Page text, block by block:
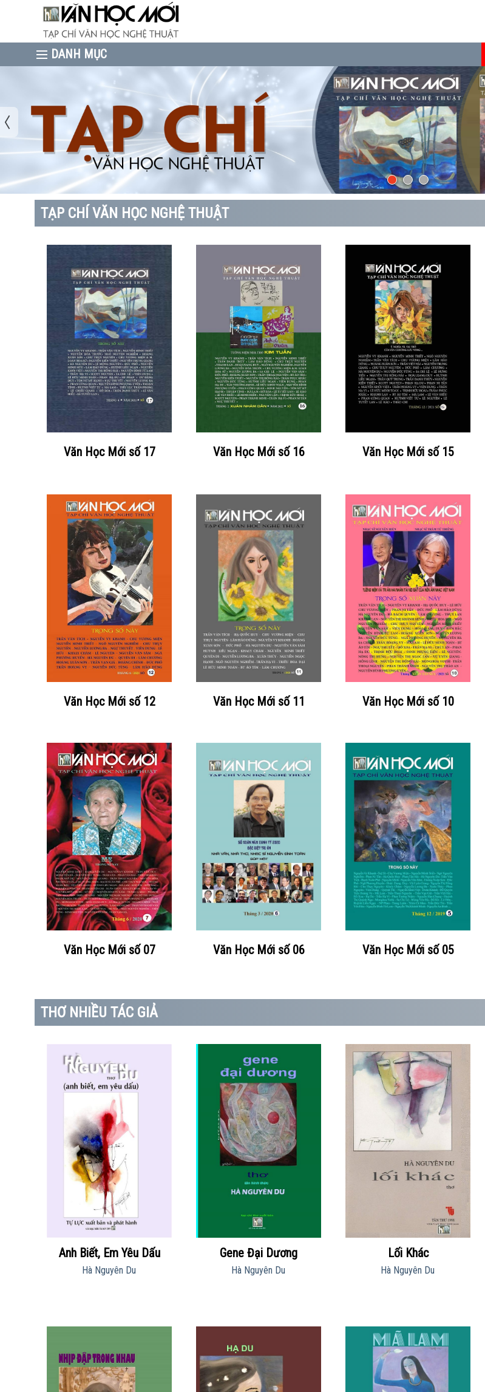
TẠP CHÍ VĂN HỌC NGHỆ THUẬT
Văn Học Mới số 17 Văn Học Mới số 16 Văn Học Mới số 15
Văn Học Mới số 12 Văn Học Mới số 11 Văn Học Mới số 10
Văn Học Mới số 07 Văn Học Mới số 06 Văn Học Mới số 05
THƠ NHIỀU TÁC GIẢ
Anh Biết, Em Yêu Dấu
Hà Nguyên Du
Gene Đại Dương
Hà Nguyên Du
Lối Khác
Hà Nguyên Du